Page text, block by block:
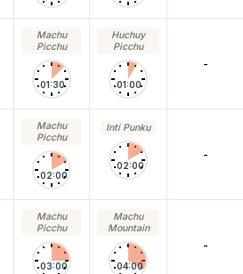
Machu
Picchu
01:30
Huchuy
Picchu
01:00
-
Machu
Picchu
02:00
Inti Punku
02:00
-
Machu
Picchu
03:00
Machu
Mountain
04:00
-